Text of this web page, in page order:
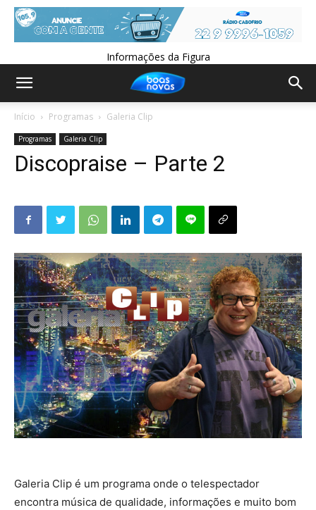
Informações da Figura
Início Programas Galeria Clip
Programas Galeria Clip
Discopraise – Parte 2
Galeria Clip é um programa onde o telespectador
encontra música de qualidade, informações e muito bom